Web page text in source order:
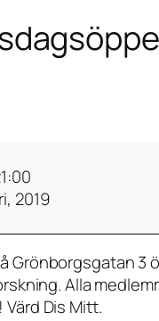
2019
Grönborgsgatan 3
Alla
Värd Dis Mitt.